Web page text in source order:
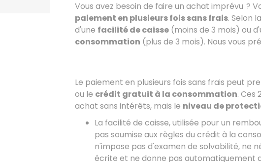
Vous avez besoin de faire un achat imprévu ?
paiement en plusieurs fois sans frais. Selon
d'une facilité de caisse (moins de 3 mois) ou
consommation (plus de 3 mois). Nous vous
Le paiement en plusieurs fois sans frais peut
ou le crédit gratuit à la consommation. Ces
achat sans intérêts, mais le niveau de
La facilité de caisse, utilisée pour un
pas soumise aux règles du crédit à la
n'impose pas d'examen de solvabilité, ne
écrite et ne donne pas automatiquement